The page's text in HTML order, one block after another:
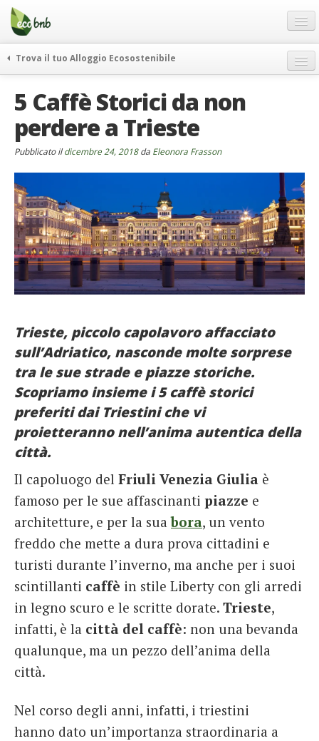
Menu
Salta
contenuto
Offerte Speciali
Regali
FAQ
Chi Siamo
Partner
Contatti
Italiano
German
English
French
Italiano
Trova il tuo Alloggio Ecosostenibile
itinerari
curiosità
vivere e viaggiare verde
ecohotel
rassegna stampa
5 Caffè Storici da non
perdere a Trieste
Pubblicato ildicembre 24, 2018da Eleonora Frasson
Trieste, piccolo capolavoro affacciato
sull’Adriatico, nasconde molte sorprese
tra le sue strade e piazze storiche.
Scopriamo insieme i 5 caffè storici
preferiti dai Triestini che vi
proietteranno nell’anima autentica della
città.
Il capoluogo del Friuli Venezia Giulia è
famoso per le sue affascinanti piazze e
architetture, e per la suabora, un vento
freddo che mette a dura prova cittadini e
turisti durante l’inverno, ma anche per i suoi
scintillanti caffè in stile Liberty con gli arredi
in legno scuro e le scritte dorate. Trieste,
infatti, è la città del caffè: non una bevanda
qualunque, ma un pezzo dell’anima della
città.
Nel corso degli anni, infatti, i triestini
hanno dato un’importanza straordinaria a